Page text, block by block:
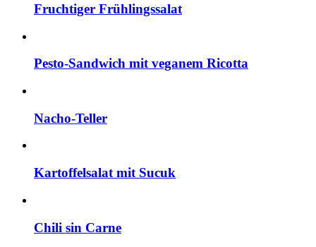
Fruchtiger Frühlingssalat
Pesto-Sandwich mit veganem Ricotta
Nacho-Teller
Kartoffelsalat mit Sucuk
Chili sin Carne